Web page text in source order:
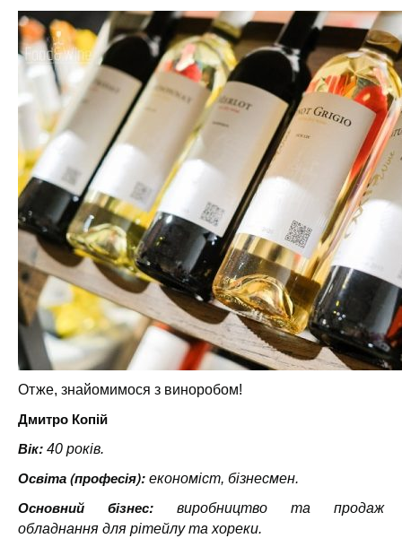
Отже, знайомимося з виноробом!
Дмитро Копій
Вік: 40 років.
Освіта (професія): економіст, бізнесмен.
Основний бізнес:
виробництво та продаж
обладнання для рітейлу та хореки.